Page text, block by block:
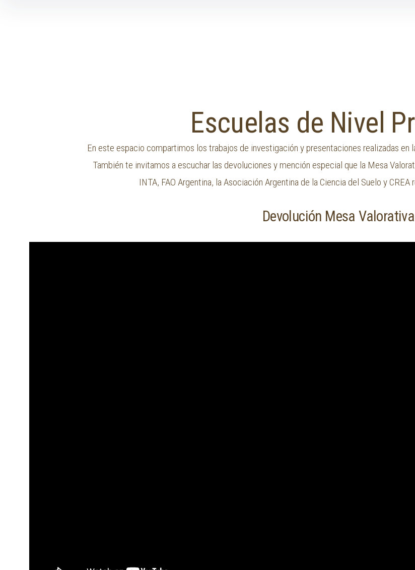
Escuelas de Nivel
En este espacio compartimos los trabajos de investigación y presentaciones realizadas en
También te invitamos a escuchar las devoluciones y mención especial que la Mesa
INTA, FAO Argentina, la Asociación Argentina de la Ciencia del Suelo y
Devolución Mesa Valorativa